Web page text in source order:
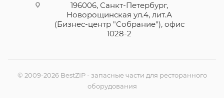
196006, Санкт-Петербург,
Новорощинская ул.4, лит.А
(Бизнес-центр "Собрание"), офис
1028-2
© 2009-2026 BestZIP - запасные части для ресторанного
оборудования